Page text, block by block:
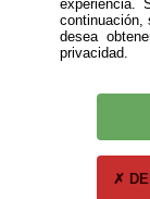
experiencia.
continuación,
desea
privacidad.